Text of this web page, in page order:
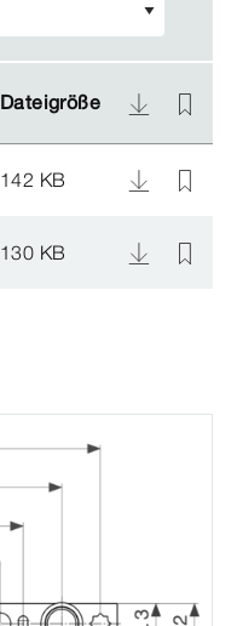
Dateigröße
Dateigröße
142 KB
130 KB